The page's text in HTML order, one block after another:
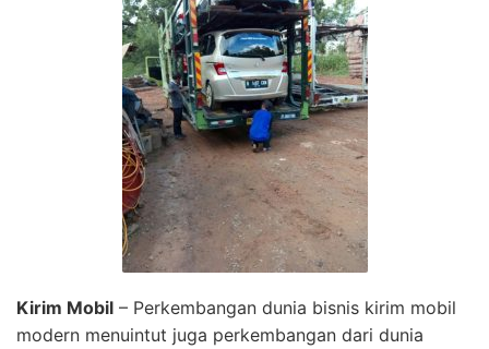
Kirim Mobil – Perkembangan dunia bisnis kirim mobil
modern menuintut juga perkembangan dari dunia